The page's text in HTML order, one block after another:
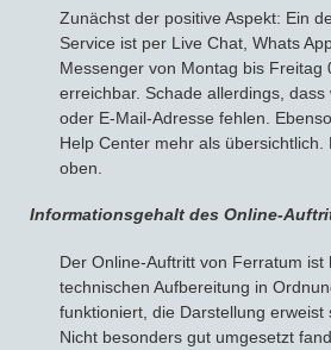
Zunächst der positive Aspekt: Ein
Service ist per Live Chat, Whats
Messenger von Montag bis Freitag
erreichbar. Schade allerdings,
oder E-Mail-Adresse fehlen.
Help Center mehr als übersichtlich.
oben.
Informationsgehalt des Online-
Der Online-Auftritt von Ferratum ist
technischen Aufbereitung in
funktioniert, die Darstellung erweist
Nicht besonders gut umgesetzt